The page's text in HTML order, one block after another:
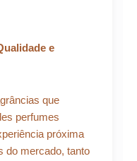
é:
e
que
perfumes
próxima
do mercado, tanto